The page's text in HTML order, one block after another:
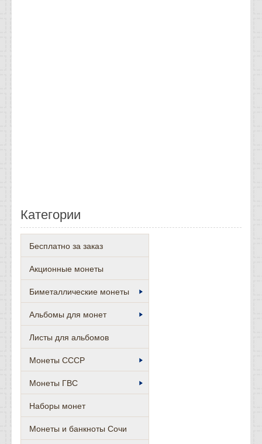
Категории
Бесплатно за заказ
Акционные монеты
Биметаллические монеты
Альбомы для монет
Листы для альбомов
Монеты СССР
Монеты ГВС
Наборы монет
Монеты и банкноты Сочи